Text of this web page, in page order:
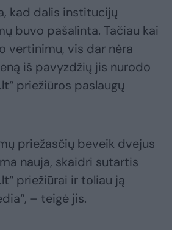
kad dalis institucijų
buvo pašalinta. Tačiau kai
vertinimu, vis dar nėra
iš pavyzdžių jis nurodo
priežiūros paslaugų
priežasčių beveik dvejus
nauja, skaidri sutartis
priežiūrai ir toliau ją
– teigė jis.